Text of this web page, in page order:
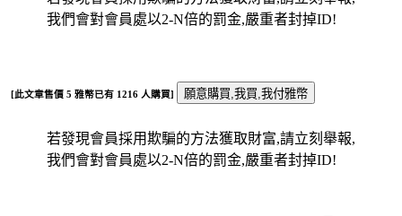
我們會對會員處以2-N倍的罰金,嚴重者封掉ID!
[此文章售價 5 雅幣已有 1216 人購買]
若發現會員採用欺騙的方法獲取財富,請立刻舉報,
我們會對會員處以2-N倍的罰金,嚴重者封掉ID!